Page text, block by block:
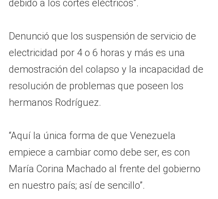
debido a los cortes eléctricos”.
Denunció que los suspensión de servicio de
electricidad por 4 o 6 horas y más es una
demostración del colapso y la incapacidad de
resolución de problemas que poseen los
hermanos Rodríguez.
“Aquí la única forma de que Venezuela
empiece a cambiar como debe ser, es con
María Corina Machado al frente del gobierno
en nuestro país; así de sencillo”.